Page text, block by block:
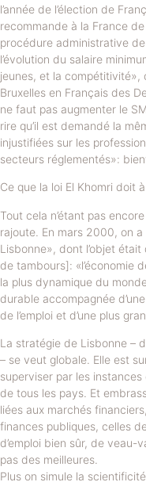
l’année de l’élection de
recommande à la France
procédure administrative
l’évolution du salaire
jeunes, et la compétitivité»,
Bruxelles en Français des
ne faut pas augmenter le
rire qu’il est demandé la
injustifiées sur les
secteurs réglementés»:
Ce que la loi El Khomri doit
Tout cela n’étant pas
rajoute. En mars 2000, on
Lisbonne», dont l’objet
de tambours]: «l’économie
la plus dynamique du
durable accompagnée
de l’emploi et d’une plus
La stratégie de Lisbonne –
– se veut globale. Elle est
superviser par les
de tous les pays. Et
liées aux marchés
finances publiques, celles
d’emploi bien sûr, de
pas des meilleures.
Plus on simule la